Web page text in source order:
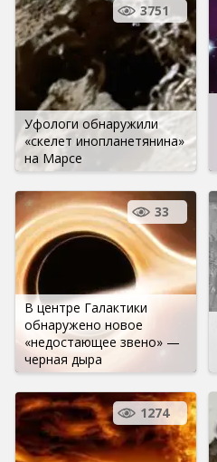
Уфологи обнаружили
«скелет инопланетянина»
на Марсе
3751
В центре Галактики
обнаружено новое
«недостающее звено» —
черная дыра
33
1274